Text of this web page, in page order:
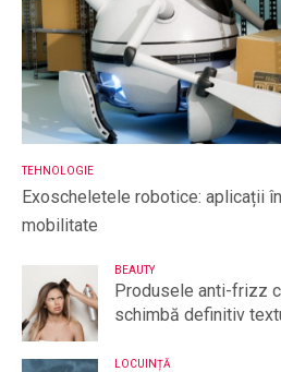
TEHNOLOGIE
Exoscheletele robotice: aplicații
mobilitate
BEAUTY
Produsele anti-frizz
schimbă definitiv
LOCUINȚĂ